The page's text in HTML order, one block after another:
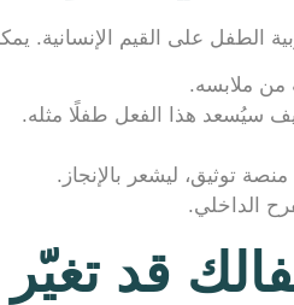
الطفل على القيم الإنسانية.
من ملابسه.
سيُسعد هذا الفعل طفلًا مثله.
توثيق، ليشعر بالإنجاز.
الداخلي.
قد